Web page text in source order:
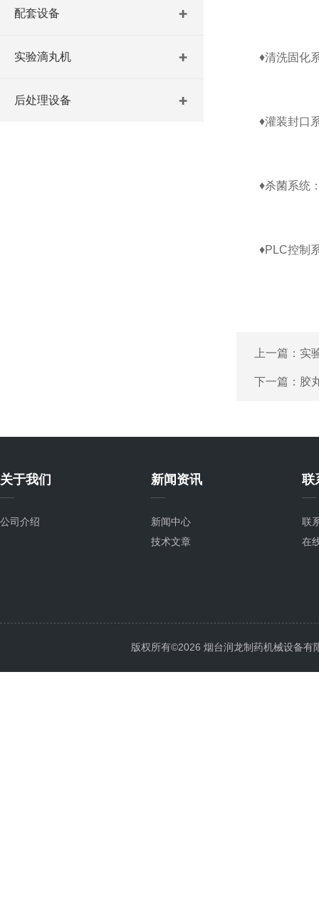
配套设备
实验滴丸机
后处理设备
♦清洗固化
♦灌装封口
♦杀菌系统‌
♦PLC控制
上一篇： 实
下一篇： 胶
关于我们
公司介绍
新闻资讯
新闻中心
技术文章
联
联
在
版权所有©2026 烟台润龙制药机械设备